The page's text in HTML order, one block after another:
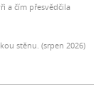
a čím přesvědčila
stěnu. (srpen 2026)